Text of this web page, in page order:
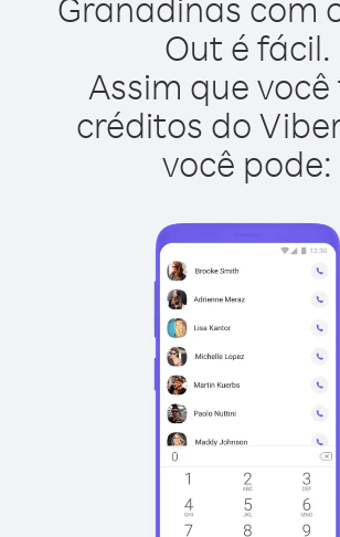
Out é fácil.
Assim que
créditos do
você pode: